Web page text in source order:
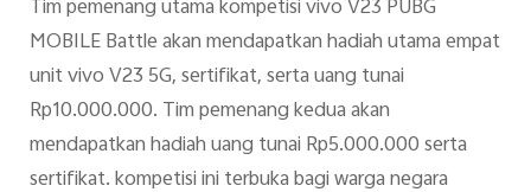
Tim pemenang utama kompetisi vivo V23 PUBG
MOBILE Battle akan mendapatkan hadiah utama empat
unit vivo V23 5G, sertifikat, serta uang tunai
Rp10.000.000. Tim pemenang kedua akan
mendapatkan hadiah uang tunai Rp5.000.000 serta
sertifikat. kompetisi ini terbuka bagi warga negara